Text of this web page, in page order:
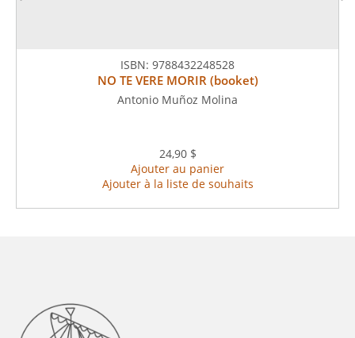
ISBN: 9788432248528
NO TE VERE MORIR (booket)
Antonio Muñoz Molina
24,90 $
Ajouter au panier
Ajouter à la liste de souhaits